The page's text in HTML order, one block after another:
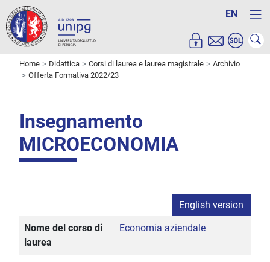
EN
Home Didattica Corsi di laurea e laurea magistrale
Archivio
Offerta Formativa 2022/23
Insegnamento
MICROECONOMIA
English version
Nome del corso di
laurea
Economia aziendale